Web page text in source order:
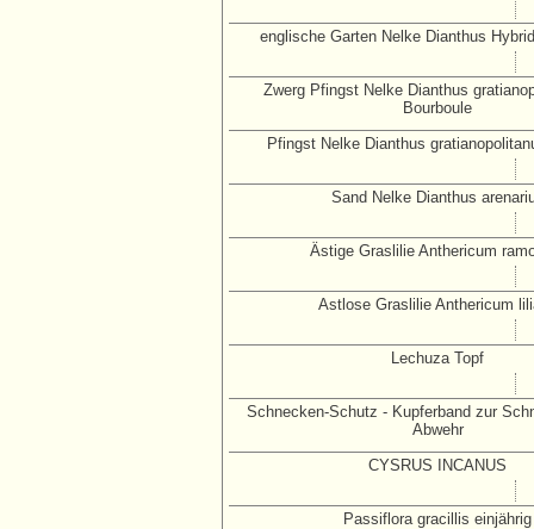
englische Garten Nelke Dianthus
Zwerg Pfingst Nelke Dianthus
Bourboule
Pfingst Nelke Dianthus
Sand Nelke Dianthus
Ästige Graslilie Anthericum
Astlose Graslilie Anthericum
Lechuza Topf
Schnecken-Schutz - Kupferband zur
Abwehr
CYSRUS INCANUS
Passiflora gracillis einjährig